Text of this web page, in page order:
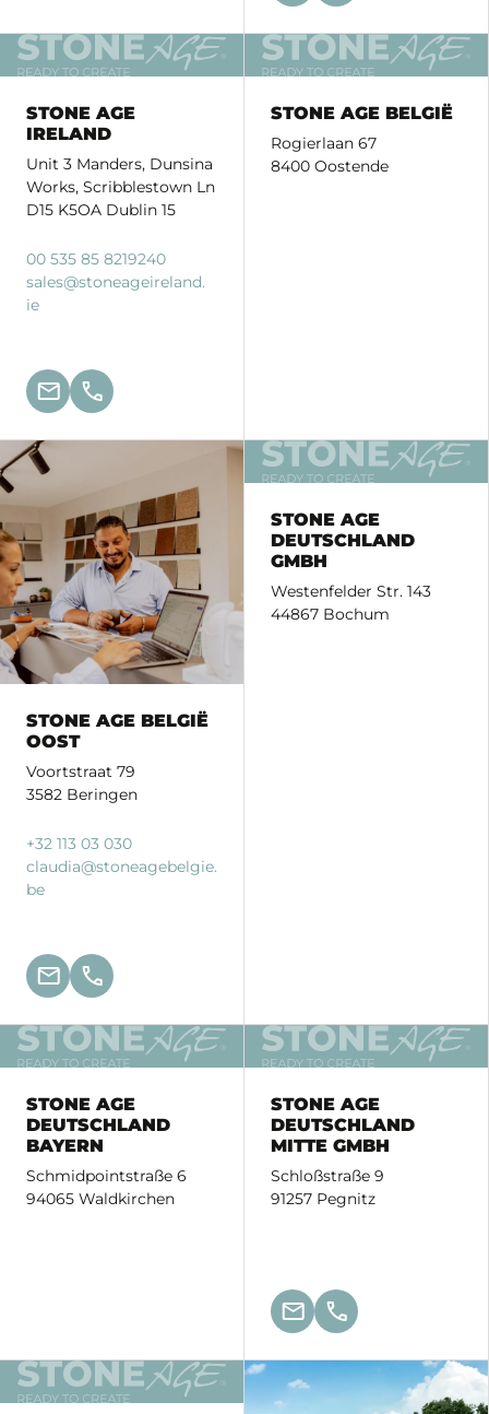
STONE AGE
IRELAND
Unit 3 Manders, Dunsina
Works, Scribblestown Ln
D15 K5OA Dublin 15
00 535 85 8219240
sales@stoneageireland.
ie
STONE AGE BELGIË
Rogierlaan 67
8400 Oostende
STONE AGE BELGIË
OOST
Voortstraat 79
3582 Beringen
+32 113 03 030
claudia@stoneagebelgie.
be
STONE AGE
DEUTSCHLAND
GMBH
Westenfelder Str. 143
44867 Bochum
STONE AGE
DEUTSCHLAND
BAYERN
Schmidpointstraße 6
94065 Waldkirchen
STONE AGE
DEUTSCHLAND
MITTE GMBH
Schloßstraße 9
91257 Pegnitz